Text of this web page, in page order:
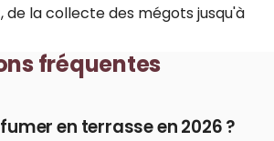
de lacollecte des mégots jusqu'à
fréquentes
en terrasse en 2026 ?